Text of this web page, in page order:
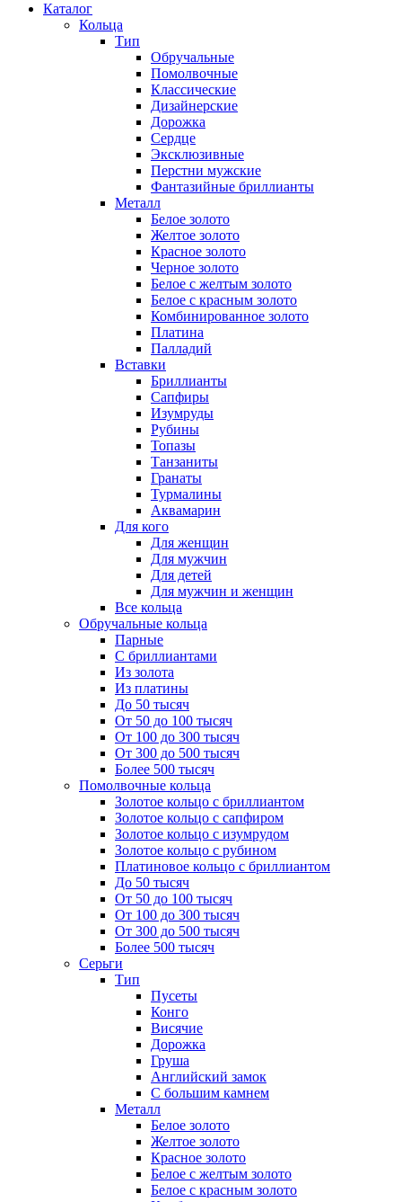
Каталог
Кольца
Тип
Обручальные
Помолвочные
Классические
Дизайнерские
Дорожка
Сердце
Эксклюзивные
Перстни мужские
Фантазийные бриллианты
Металл
Белое золото
Желтое золото
Красное золото
Черное золото
Белое с желтым золото
Белое с красным золото
Комбинированное золото
Платина
Палладий
Вставки
Бриллианты
Сапфиры
Изумруды
Рубины
Топазы
Танзаниты
Гранаты
Турмалины
Аквамарин
Для кого
Для женщин
Для мужчин
Для детей
Для мужчин и женщин
Все кольца
Обручальные кольца
Парные
С бриллиантами
Из золота
Из платины
До 50 тысяч
От 50 до 100 тысяч
От 100 до 300 тысяч
От 300 до 500 тысяч
Более 500 тысяч
Помолвочные кольца
Золотое кольцо с бриллиантом
Золотое кольцо с сапфиром
Золотое кольцо с изумрудом
Золотое кольцо с рубином
Платиновое кольцо с бриллиантом
До 50 тысяч
От 50 до 100 тысяч
От 100 до 300 тысяч
От 300 до 500 тысяч
Более 500 тысяч
Серьги
Тип
Пусеты
Конго
Висячие
Дорожка
Груша
Английский замок
С большим камнем
Металл
Белое золото
Желтое золото
Красное золото
Белое с желтым золото
Белое с красным золото